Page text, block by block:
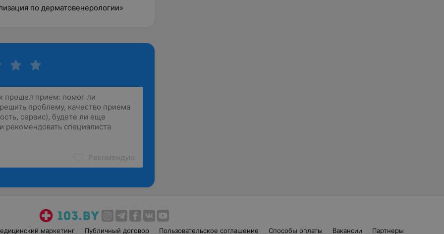
по дерматовенерологии»
Рекомендую
маркетинг Публичный договор Пользовательское соглашение Способы оплаты Вакансии Партнеры